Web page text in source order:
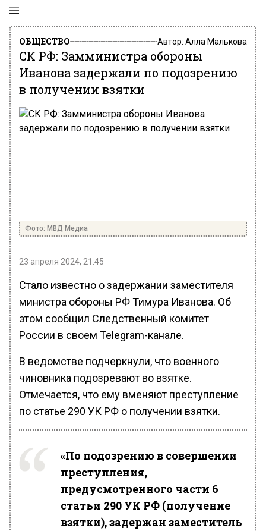
ОБЩЕСТВО Автор: Алла Малькова
СК РФ: Замминистра обороны
Иванова задержали по подозрению
в получении взятки
Фото: МВД Медиа
23 апреля 2024, 21:45
Стало известно о задержании заместителя
министра обороны РФ Тимура Иванова. Об
этом сообщил Следственный комитет
России в своем Telegram-канале.
В ведомстве подчеркнули, что военного
чиновника подозревают во взятке.
Отмечается, что ему вменяют преступление
по статье 290 УК РФ о получении взятки.
«По подозрению в совершении
преступления,
предусмотренного части 6
статьи 290 УК РФ (получение
взятки), задержан заместитель